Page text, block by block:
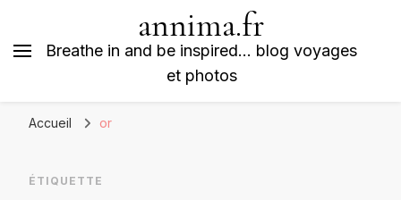
annima.fr
Breathe in and be inspired… blog voyages
et photos
Accueil or
ÉTIQUETTE